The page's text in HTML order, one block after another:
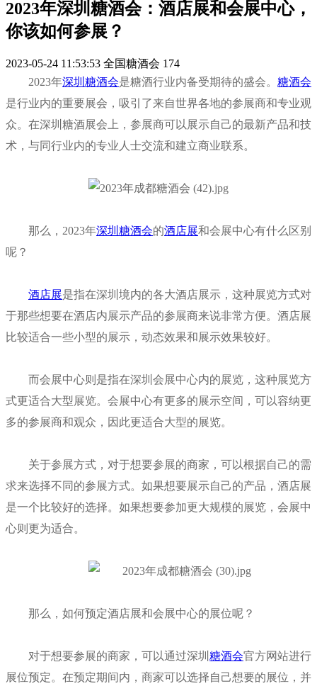
2023年深圳糖酒会：酒店展和会展中心，
你该如何参展？
2023-05-24 11:53:53 全国糖酒会 174
2023年深圳糖酒会是糖酒行业内备受期待的盛会。 糖酒会
是行业内的重要展会，吸引了来自世界各地的参展商和专业观
众。在深圳糖酒展会上，参展商可以展示自己的最新产品和技
术，与同行业内的专业人士交流和建立商业联系。
那么，2023年深圳糖酒会的酒店展和会展中心有什么区别
呢？
酒店展是指在深圳境内的各大酒店展示，这种展览方式对
于那些想要在酒店内展示产品的参展商来说非常方便。酒店展
比较适合一些小型的展示，动态效果和展示效果较好。
而会展中心则是指在深圳会展中心内的展览，这种展览方
式更适合大型展览。会展中心有更多的展示空间，可以容纳更
多的参展商和观众，因此更适合大型的展览。
关于参展方式，对于想要参展的商家，可以根据自己的需
求来选择不同的参展方式。如果想要展示自己的产品，酒店展
是一个比较好的选择。如果想要参加更大规模的展览，会展中
心则更为适合。
那么，如何预定酒店展和会展中心的展位呢？
对于想要参展的商家，可以通过深圳 糖酒会官方网站进行
展位预定。在预定期间内，商家可以选择自己想要的展位，并